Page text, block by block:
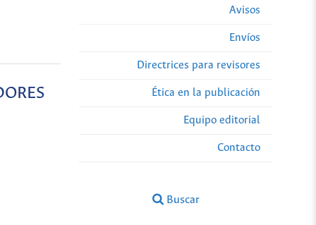
Avisos
Envíos
Directrices para revisores
Ética en la publicación
Equipo editorial
Contacto
Buscar